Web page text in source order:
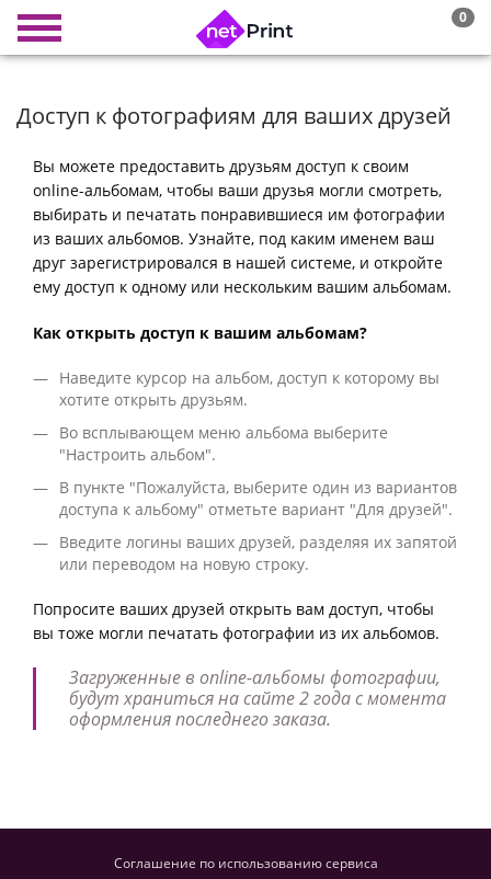
0
Доступ к фотографиям для ваших друзей
Вы можете предоставить друзьям доступ к своим
online-альбомам, чтобы ваши друзья могли смотреть,
выбирать и печатать понравившиеся им фотографии
из ваших альбомов. Узнайте, под каким именем ваш
друг зарегистрировался в нашей системе, и откройте
ему доступ к одному или нескольким вашим альбомам.
Как открыть доступ к вашим альбомам?
Наведите курсор на альбом, доступ к которому вы
хотите открыть друзьям.
Во всплывающем меню альбома выберите
"Настроить альбом".
В пункте "Пожалуйста, выберите один из вариантов
доступа к альбому" отметьте вариант "Для друзей".
Введите логины ваших друзей, разделяя их запятой
или переводом на новую строку.
Попросите ваших друзей открыть вам доступ, чтобы
вы тоже могли печатать фотографии из их альбомов.
Загруженные в online-альбомы фотографии,
будут храниться на сайте 2 года с момента
оформления последнего заказа.
Соглашение по использованию сервиса